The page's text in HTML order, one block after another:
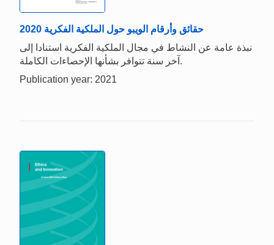
حقائق وأرقام الويبو حول الملكية الفكرية 2020
نبذة عامة عن النشاط في مجال الملكية الفكرية استنادا إلى
آخر سنة تتوافر بشأنها الإحصاءات الكاملة.
Publication year: 2021